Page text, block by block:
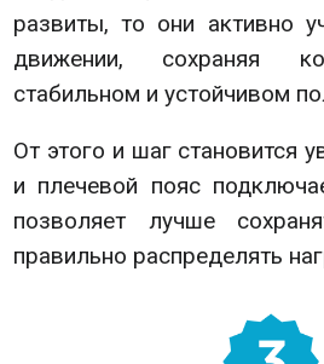
развиты, то они активно
движении, сохраняя
стабильном и устойчивом
От этого и шаг становится
и плечевой пояс
позволяет лучше
правильно распределять